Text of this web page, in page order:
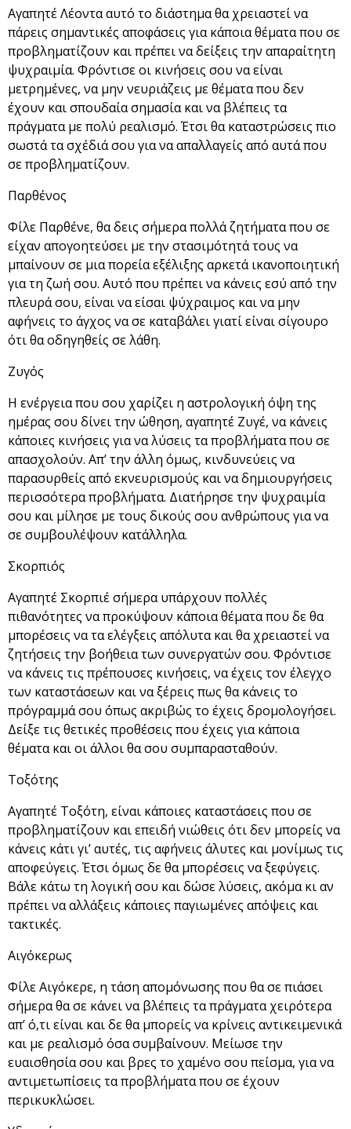
Αγαπητέ Λέοντα αυτό το διάστημα θα χρειαστεί να
πάρεις σημαντικές αποφάσεις για κάποια θέματα που σε
προβληματίζουν και πρέπει να δείξεις την απαραίτητη
ψυχραιμία. Φρόντισε οι κινήσεις σου να είναι
μετρημένες, να μην νευριάζεις με θέματα που δεν
έχουν και σπουδαία σημασία και να βλέπεις τα
πράγματα με πολύ ρεαλισμό. Έτσι θα καταστρώσεις πιο
σωστά τα σχέδιά σου για να απαλλαγείς από αυτά που
σε προβληματίζουν.
Παρθένος
Φίλε Παρθένε, θα δεις σήμερα πολλά ζητήματα που σε
είχαν απογοητεύσει με την στασιμότητά τους να
μπαίνουν σε μια πορεία εξέλιξης αρκετά ικανοποιητική
για τη ζωή σου. Αυτό που πρέπει να κάνεις εσύ από την
πλευρά σου, είναι να είσαι ψύχραιμος και να μην
αφήνεις το άγχος να σε καταβάλει γιατί είναι σίγουρο
ότι θα οδηγηθείς σε λάθη.
Ζυγός
Η ενέργεια που σου χαρίζει η αστρολογική όψη της
ημέρας σου δίνει την ώθηση, αγαπητέ Ζυγέ, να κάνεις
κάποιες κινήσεις για να λύσεις τα προβλήματα που σε
απασχολούν. Απ’ την άλλη όμως, κινδυνεύεις να
παρασυρθείς από εκνευρισμούς και να δημιουργήσεις
περισσότερα προβλήματα. Διατήρησε την ψυχραιμία
σου και μίλησε με τους δικούς σου ανθρώπους για να
σε συμβουλέψουν κατάλληλα.
Σκορπιός
Αγαπητέ Σκορπιέ σήμερα υπάρχουν πολλές
πιθανότητες να προκύψουν κάποια θέματα που δε θα
μπορέσεις να τα ελέγξεις απόλυτα και θα χρειαστεί να
ζητήσεις την βοήθεια των συνεργατών σου. Φρόντισε
να κάνεις τις πρέπουσες κινήσεις, να έχεις τον έλεγχο
των καταστάσεων και να ξέρεις πως θα κάνεις το
πρόγραμμά σου όπως ακριβώς το έχεις δρομολογήσει.
Δείξε τις θετικές προθέσεις που έχεις για κάποια
θέματα και οι άλλοι θα σου συμπαρασταθούν.
Τοξότης
Αγαπητέ Τοξότη, είναι κάποιες καταστάσεις που σε
προβληματίζουν και επειδή νιώθεις ότι δεν μπορείς να
κάνεις κάτι γι’ αυτές, τις αφήνεις άλυτες και μονίμως τις
αποφεύγεις. Έτσι όμως δε θα μπορέσεις να ξεφύγεις.
Βάλε κάτω τη λογική σου και δώσε λύσεις, ακόμα κι αν
πρέπει να αλλάξεις κάποιες παγιωμένες απόψεις και
τακτικές.
Αιγόκερως
Φίλε Αιγόκερε, η τάση απομόνωσης που θα σε πιάσει
σήμερα θα σε κάνει να βλέπεις τα πράγματα χειρότερα
απ’ ό,τι είναι και δε θα μπορείς να κρίνεις αντικειμενικά
και με ρεαλισμό όσα συμβαίνουν. Μείωσε την
ευαισθησία σου και βρες το χαμένο σου πείσμα, για να
αντιμετωπίσεις τα προβλήματα που σε έχουν
περικυκλώσει.